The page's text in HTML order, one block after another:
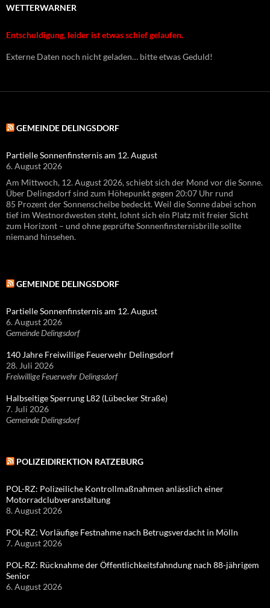
WETTERWARNER
Entschuldigung, leider ist etwas schief gelaufen.
Externe Daten noch nicht geladen… bitte etwas Geduld!
GEMEINDE DELINGSDORF
Partielle Sonnenfinsternis am 12. August
6. August 2026
Am Mittwoch, 12. August 2026, schiebt sich der Mond vor die Sonne.
Über Delingsdorf sind zum Höhepunkt gegen 20:07 Uhr rund
85 Prozent der Sonnenscheibe bedeckt. Weil die Sonne dabei schon
tief im Westnordwesten steht, lohnt sich ein Platz mit freier Sicht
zum Horizont – und ohne geprüfte Sonnenfinsternisbrille sollte
niemand hinsehen.
GEMEINDE DELINGSDORF
Partielle Sonnenfinsternis am 12. August
6. August 2026
Gemeinde Delingsdorf
140 Jahre Freiwillige Feuerwehr Delingsdorf
28. Juli 2026
Freiwillige Feuerwehr Delingsdorf
Halbseitige Sperrung L82 (Lübecker Straße)
7. Juli 2026
Gemeinde Delingsdorf
POLIZEIDIREKTION RATZEBURG
POL-RZ: Polizeiliche Kontrollmaßnahmen anlässlich einer
Motorradclubveranstaltung
8. August 2026
POL-RZ: Vorläufige Festnahme nach Betrugsverdacht in Mölln
7. August 2026
POL-RZ: Rücknahme der Öffentlichkeitsfahndung nach 88-jährigem
Senior
6. August 2026